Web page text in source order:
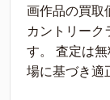
画作品の買取
カントリーク
す。 査定は
場に基づき適